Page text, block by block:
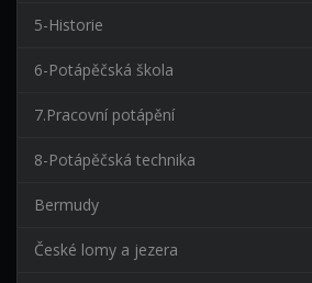
5-Historie
6-Potápěčská škola
7.Pracovní potápění
8-Potápěčská technika
Bermudy
České lomy a jezera